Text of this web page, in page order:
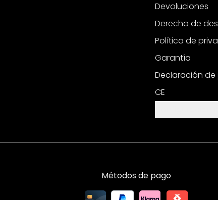
Devoluciones
Derecho de
Política de
Garantía
Declaración
CE
Métodos de pago